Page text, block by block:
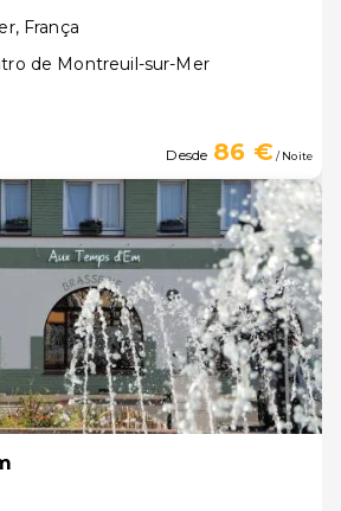
, França
de Montreuil-sur-Mer
Desde 86 €/ Noite